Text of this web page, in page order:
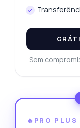
Sem
🔥PRO PLUS